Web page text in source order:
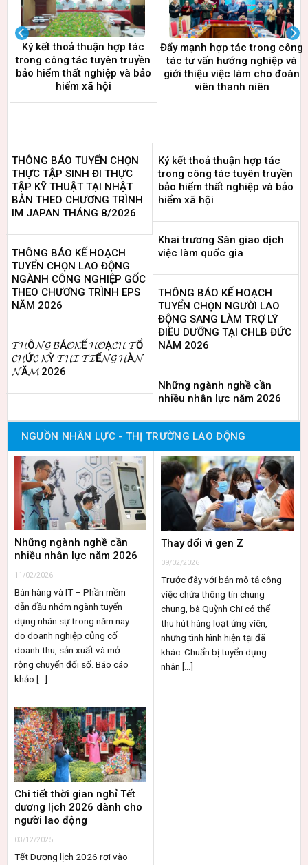
Ký kết thoả thuận hợp tác
trong công tác tuyên truyền
bảo hiểm thất nghiệp và bảo
hiểm xã hội
Đẩy mạnh hợp tác trong công
tác tư vấn hướng nghiệp và
giới thiệu việc làm cho đoàn
viên thanh niên
THÔNG BÁO TUYỂN CHỌN
THỰC TẬP SINH ĐI THỰC
TẬP KỸ THUẬT TẠI NHẬT
BẢN THEO CHƯƠNG TRÌNH
IM JAPAN THÁNG 8/2026
Ký kết thoả thuận hợp tác
trong công tác tuyên truyền
bảo hiểm thất nghiệp và bảo
hiểm xã hội
Khai trương Sàn giao dịch
việc làm quốc gia
THÔNG BÁO KẾ HOẠCH
TUYỂN CHỌN LAO ĐỘNG
NGÀNH CÔNG NGHIỆP GỐC
THEO CHƯƠNG TRÌNH EPS
NĂM 2026
THÔNG BÁO KẾ HOẠCH
TUYỂN CHỌN NGƯỜI LAO
ĐỘNG SANG LÀM TRỢ LÝ
ĐIỀU DƯỠNG TẠI CHLB ĐỨC
NĂM 2026
𝓣𝓗Ô𝓝𝓖 𝓑Á𝓞𝓚Ế 𝓗𝓞Ạ𝓒𝓗 𝓣Ổ
𝓒𝓗Ứ𝓒 𝓚Ỳ 𝓣𝓗𝓘 𝓣𝓘Ế𝓝𝓖 𝓗À𝓝
𝓝Ă𝓜 2026
Những ngành nghề cần
nhiều nhân lực năm 2026
NGUỒN NHÂN LỰC - THỊ TRƯỜNG LAO ĐỘNG
Những ngành nghề cần
nhiều nhân lực năm 2026
11/02/2026
Bán hàng và IT – Phần mềm
dẫn đầu nhóm ngành tuyển
dụng nhân sự trong năm nay
do doanh nghiệp củng cố
doanh thu, sản xuất và mở
rộng chuyển đổi số. Báo cáo
khảo [...]
Thay đổi vì gen Z
09/02/2026
Trước đây với bản mô tả công
việc chứa thông tin chung
chung, bà Quỳnh Chi có thể
thu hút hàng loạt ứng viên,
nhưng tình hình hiện tại đã
khác. Chuẩn bị tuyển dụng
nhân [...]
Chi tiết thời gian nghỉ Tết
dương lịch 2026 dành cho
người lao động
03/12/2025
Tết Dương lịch 2026 rơi vào